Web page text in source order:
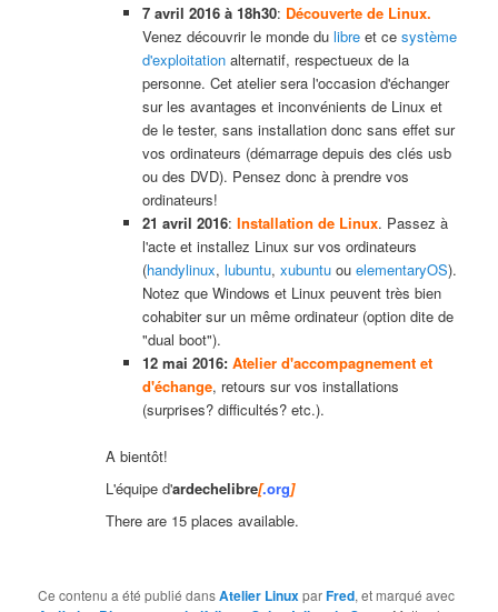
7 avril 2016 à 18h30: Découverte de Linux.
Venez découvrir le monde du libreet ce système
d'exploitationalternatif, respectueux de la
personne. Cet atelier sera l'occasion d'échanger
sur les avantages et inconvénients de Linux et
de le tester, sans installation donc sans effet sur
vos ordinateurs (démarrage depuis des clés usb
ou des DVD). Pensez donc à prendre vos
ordinateurs!
21 avril 2016: Installation de Linux. Passez à
l'acte et installez Linux sur vos ordinateurs
(handylinux, lubuntu, xubuntuou elementaryOS).
Notez que Windows et Linux peuvent très bien
cohabiter sur un même ordinateur (option dite de
"dual boot").
12 mai 2016: Atelier d'accompagnement et
d'échange, retours sur vos installations
(surprises? difficultés? etc.).
A bientôt!
L'équipe d'ardechelibre[.org]
There are 15 places available.
Ce contenu a été publié dansAtelier LinuxparFred, et marqué avec